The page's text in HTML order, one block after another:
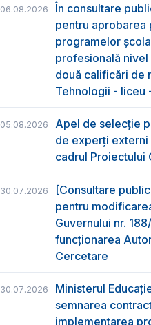
06.08.2026
În consultare
pentru aprobarea
programelor
profesională
două calificări de
Tehnologii - liceu
05.08.2026
Apel de selecție
de experți externi
cadrul Proiectului
30.07.2026
[Consultare
pentru
Guvernului nr.
funcţionarea
Cercetare
30.07.2026
Ministerul
semnarea
implementarea